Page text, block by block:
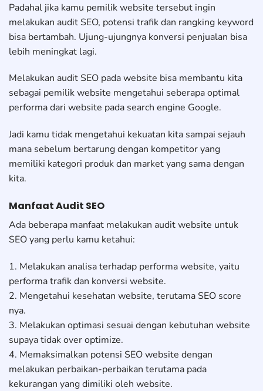
Padahal jika kamu pemilik website tersebut ingin
melakukan audit SEO, potensi trafik dan rangking keyword
bisa bertambah. Ujung-ujungnya konversi penjualan bisa
lebih meningkat lagi.
Melakukan audit SEO pada website bisa membantu kita
sebagai pemilik website mengetahui seberapa optimal
performa dari website pada search engine Google.
Jadi kamu tidak mengetahui kekuatan kita sampai sejauh
mana sebelum bertarung dengan kompetitor yang
memiliki kategori produk dan market yang sama dengan
kita.
Manfaat Audit SEO
Ada beberapa manfaat melakukan audit website untuk
SEO yang perlu kamu ketahui:
1. Melakukan analisa terhadap performa website, yaitu
performa trafik dan konversi website.
2. Mengetahui kesehatan website, terutama SEO score
nya.
3. Melakukan optimasi sesuai dengan kebutuhan website
supaya tidak over optimize.
4. Memaksimalkan potensi SEO website dengan
melakukan perbaikan-perbaikan terutama pada
kekurangan yang dimiliki oleh website.